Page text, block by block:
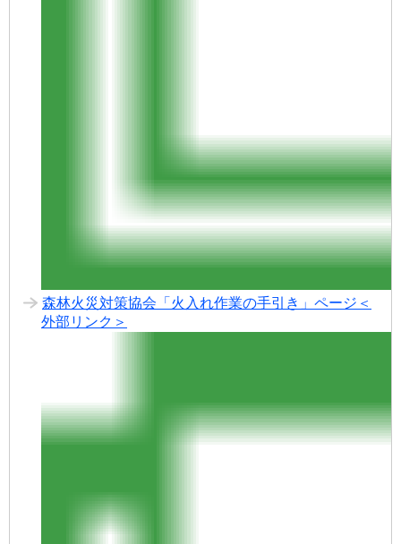
森林火災対策協会「火入れ作業の手引き」ページ＜
外部リンク＞